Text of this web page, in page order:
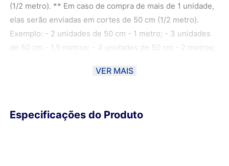
(1/2 metro). ** Em caso de compra de mais de 1 unidade,
elas serão enviadas em cortes de 50 cm (1/2 metro).
Exemplo: - 2 unidades de 50 cm - 1 metro; - 3 unidades
de 50 cm - 1,5 metros; - 4 unidades de 50 cm - 2 metros;
fique o mais próximo possível da cor real do material,
SEDEX, o material poderá ser DOBRADO para ser
VER MAIS
Especificações do Produto